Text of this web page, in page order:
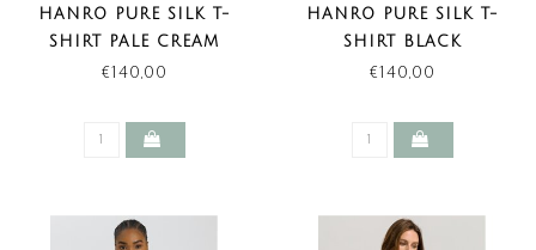
HANRO PURE SILK T-
SHIRT PALE CREAM
€140,00
HANRO PURE SILK T-
SHIRT BLACK
€140,00